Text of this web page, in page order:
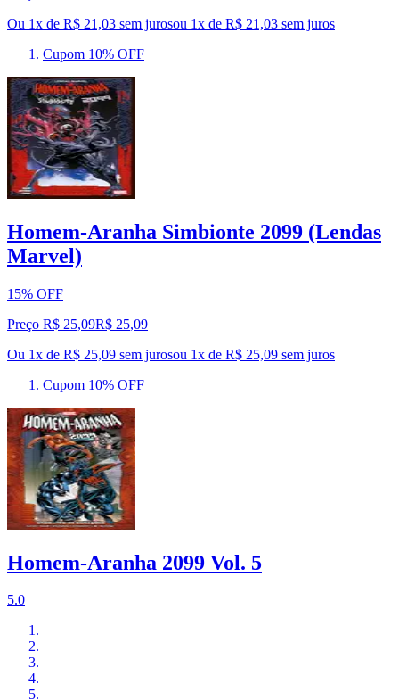
Ou 1x de R$ 21,03 sem jurosou 1x de R$ 21,03 sem juros
Cupom 10% OFF
Homem-Aranha Simbionte 2099 (Lendas
Marvel)
15% OFF
Preço R$ 25,09R$ 25,09
Ou 1x de R$ 25,09 sem jurosou 1x de R$ 25,09 sem juros
Cupom 10% OFF
Homem-Aranha 2099 Vol. 5
5.0